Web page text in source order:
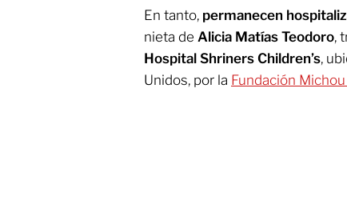
En tanto, permanecen
nieta de Alicia Matías Teodoro,
Hospital Shriners Children’s,
Unidos, por la Fundación